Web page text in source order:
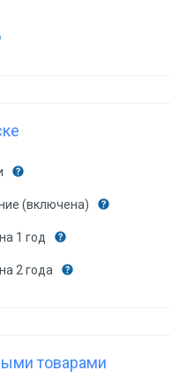
(включена)
1 год
2 года
товарами